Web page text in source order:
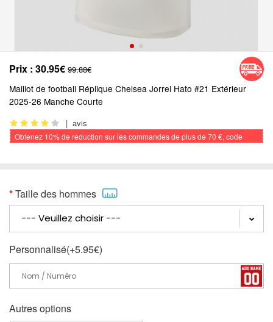
Prix : 30.95€ 99.88€
Maillot de football Réplique Chelsea Jorrel Hato #21 Extérieur
2025-26 Manche Courte
| avis
Obtenez 10%de réduction sur les commandes de plus de 70 €, code
Taille des hommes
Personnalisé(+5.95€)
Autres options